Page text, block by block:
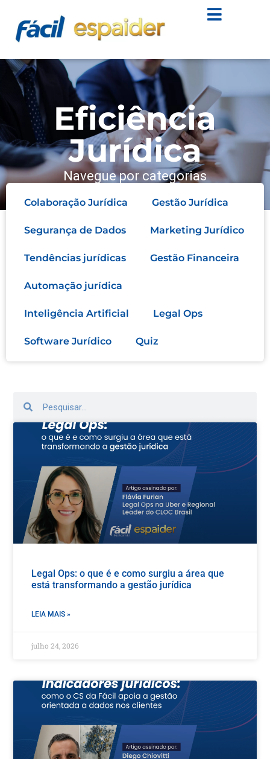
Eficiência
Jurídica
Navegue por categorias
Colaboração Jurídica Gestão Jurídica
Segurança de Dados Marketing Jurídico
Tendências jurídicas Gestão Financeira
Automação jurídica
Inteligência Artificial Legal Ops
Software Jurídico Quiz
Legal Ops: o que é e como surgiu a área que
está transformando a gestão jurídica
LEIA MAIS »
julho 24, 2026